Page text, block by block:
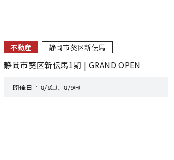
不動産 静岡市葵区新伝馬
静岡市葵区新伝馬1期 | GRAND OPEN
開催日： 8/8㈯、8/9㈰